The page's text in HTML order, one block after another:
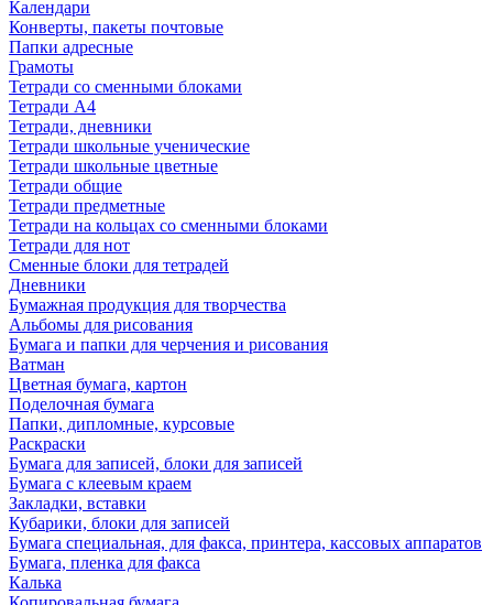
Календари
Конверты, пакеты почтовые
Папки адресные
Грамоты
Тетради со сменными блоками
Тетради А4
Тетради, дневники
Тетради школьные ученические
Тетради школьные цветные
Тетради общие
Тетради предметные
Тетради на кольцах со сменными блоками
Тетради для нот
Сменные блоки для тетрадей
Дневники
Бумажная продукция для творчества
Альбомы для рисования
Бумага и папки для черчения и рисования
Ватман
Цветная бумага, картон
Поделочная бумага
Папки, дипломные, курсовые
Раскраски
Бумага для записей, блоки для записей
Бумага с клеевым краем
Закладки, вставки
Кубарики, блоки для записей
Бумага специальная, для факса, принтера, кассовых аппаратов
Бумага, пленка для факса
Калька